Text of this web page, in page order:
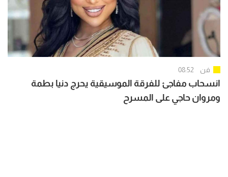
فن 08:52
انسحاب مفاجئ للفرقة الموسيقية يحرج دنيا بطمة
ومروان حاجي على المسرح